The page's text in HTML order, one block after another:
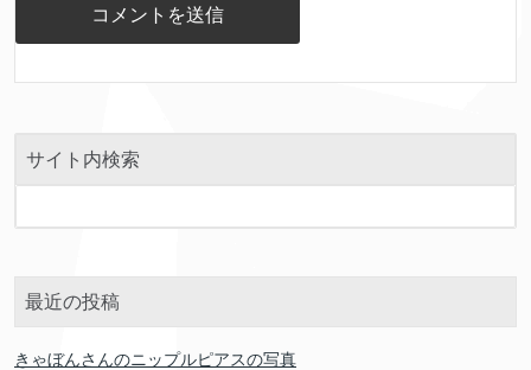
サイト内検索
最近の投稿
きゃぼんさんのニップルピアスの写真